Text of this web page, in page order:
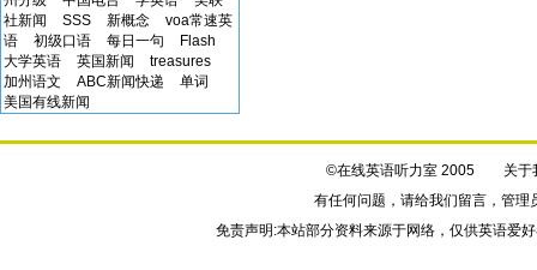
社新闻
SSS 新概念
voa常速英
语
初级口语 每日一句
Flash
大学英语
英国新闻
treasures
加州语文
ABC新闻快递
单词
美国有线新闻
©在线英语听力室 2005 关于
有任何问题，请给我们留言，管理
免责声明:本站部分资料来源于网络，仅供英语爱